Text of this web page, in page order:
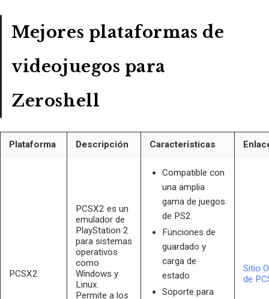
Mejores plataformas de
videojuegos para
Zeroshell
Plataforma Descripción Características
PCSX2
PCSX2 es un
emulador de
PlayStation 2
para sistemas
operativos
como
Windows y
Linux.
Permite a los
Compatible con
una amplia
gama de juegos
de PS2.
Funciones de
guardado y
carga de
estado.
Soporte para
Sitio
de